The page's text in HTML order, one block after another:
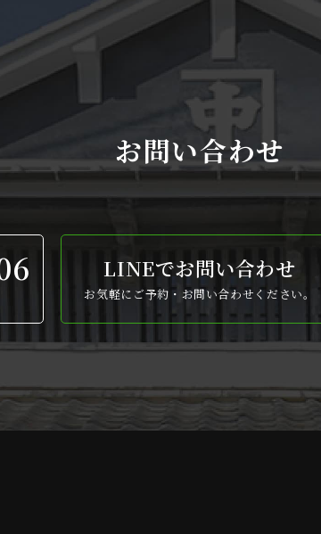
お問い合わせ
LINEでお問い合わせ
お気軽にご予約・お問い合わせください。